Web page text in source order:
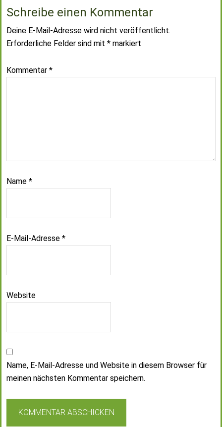
Schreibe einen Kommentar
Deine E-Mail-Adresse wird nicht veröffentlicht.
Erforderliche Felder sind mit * markiert
Kommentar *
Name *
E-Mail-Adresse *
Website
Name, E-Mail-Adresse und Website in diesem Browser für
meinen nächsten Kommentar speichern.